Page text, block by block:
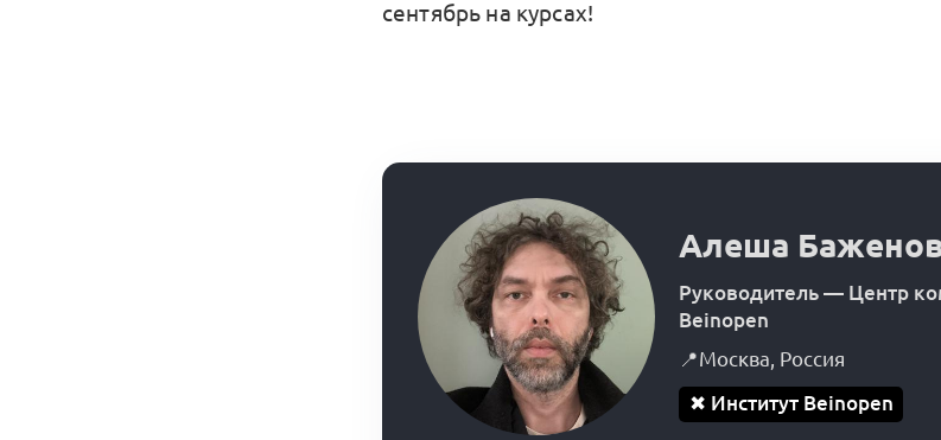
сентябрь на курсах!
Алеша
Руководитель — Центр
Beinopen
📍Москва, Россия
✖ Институт Beinopen